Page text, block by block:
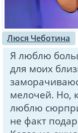
Люся Чеботина
Я люблю
для моих
мелочей. Но,
люблю
не факт